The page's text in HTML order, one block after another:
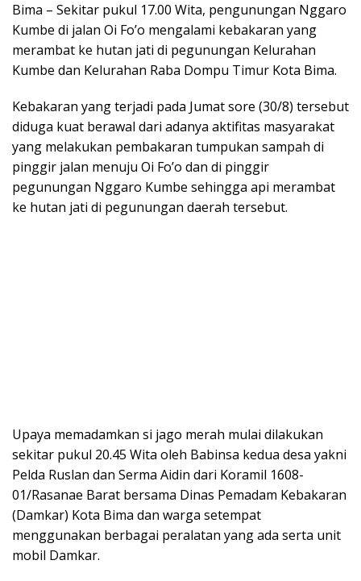
Bima – Sekitar pukul 17.00 Wita, pengunungan Nggaro
Kumbe di jalan Oi Fo’o mengalami kebakaran yang
merambat ke hutan jati di pegunungan Kelurahan
Kumbe dan Kelurahan Raba Dompu Timur Kota Bima.
Kebakaran yang terjadi pada Jumat sore (30/8) tersebut
diduga kuat berawal dari adanya aktifitas masyarakat
yang melakukan pembakaran tumpukan sampah di
pinggir jalan menuju Oi Fo’o dan di pinggir
pegunungan Nggaro Kumbe sehingga api merambat
ke hutan jati di pegunungan daerah tersebut.
Upaya memadamkan si jago merah mulai dilakukan
sekitar pukul 20.45 Wita oleh Babinsa kedua desa yakni
Pelda Ruslan dan Serma Aidin dari Koramil 1608-
01/Rasanae Barat bersama Dinas Pemadam Kebakaran
(Damkar) Kota Bima dan warga setempat
menggunakan berbagai peralatan yang ada serta unit
mobil Damkar.